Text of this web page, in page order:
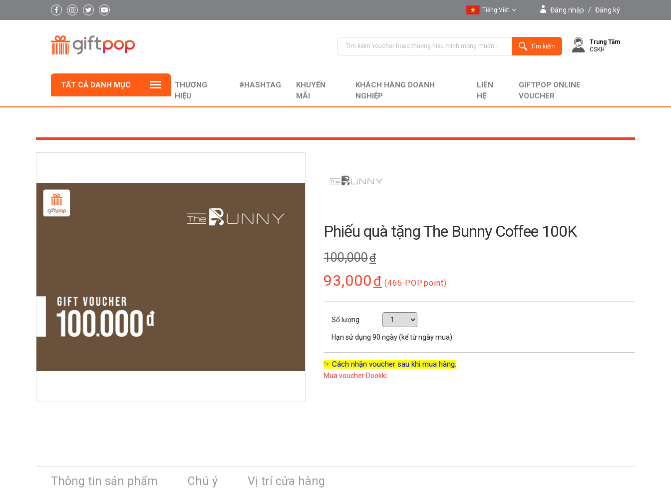
Tiếng Việt
English
Đăng nhập / Đăng ký
Tìm kiếm
Trung Tâm
CSKH
TẤT CẢ DANH MỤC
THƯƠNG
HIỆU
#HASHTAG
KHUYẾN
MÃI
KHÁCH HÀNG DOANH
NGHIỆP
LIÊN
HỆ
GIFTPOP ONLINE
VOUCHER
Phiếu quà tặng The Bunny Coffee 100K
100,000đ
93,000đ (465 POP point)
Số lượng
Hạn sử dụng 90 ngày (kể từ ngày mua)
☞ Cách nhận voucher sau khi mua hàng.
Mua voucher Dookki
Thông tin sản phẩm Chú ý Vị trí cửa hàng